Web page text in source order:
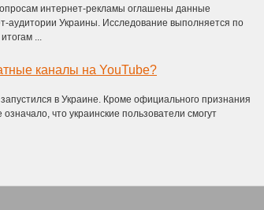
интернет-рекламы оглашены данные
аудитории Украины. Исследование выполняется по
...
каналы на YouTube?
в Украине. Кроме официального признания
означало, что украинские пользователи смогут